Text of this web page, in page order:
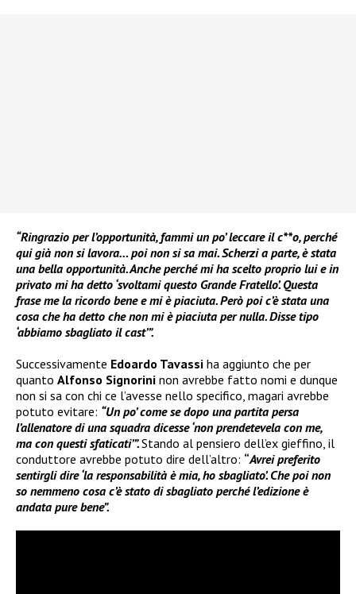
“Ringrazio per l’opportunità, fammi un po’ leccare il c**o, perché
qui già non si lavora… poi non si sa mai. Scherzi a parte, è stata
una bella opportunità. Anche perché mi ha scelto proprio lui e in
privato mi ha detto ‘svoltami questo Grande Fratello’. Questa
frase me la ricordo bene e mi è piaciuta. Però poi c’è stata una
cosa che ha detto che non mi è piaciuta per nulla. Disse tipo
‘abbiamo sbagliato il cast’”.
Successivamente Edoardo Tavassi ha aggiunto che per
quanto Alfonso Signorini non avrebbe fatto nomi e dunque
non si sa con chi ce l’avesse nello specifico, magari avrebbe
potuto evitare: “Un po’ come se dopo una partita persa
l’allenatore di una squadra dicesse ‘non prendetevela con me,
ma con questi sfaticati’”.Stando al pensiero dell’ex gieffino, il
conduttore avrebbe potuto dire dell’altro: “Avrei preferito
sentirgli dire ‘la responsabilità è mia, ho sbagliato’. Che poi non
so nemmeno cosa c’è stato di sbagliato perché l’edizione è
andata pure bene”.